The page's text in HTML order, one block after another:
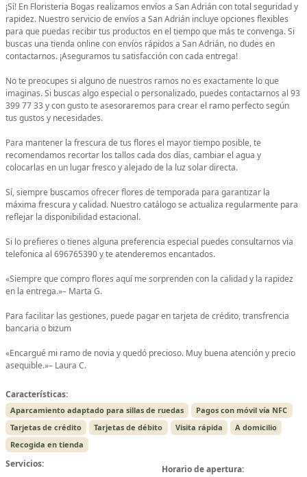
¡Sí! En Floristeria Bogas realizamos envíos a San Adrián con total seguridad y
rapidez. Nuestro servicio de envíos a San Adrián incluye opciones flexibles
para que puedas recibir tus productos en el tiempo que más te convenga. Si
buscas una tienda online con envíos rápidos a San Adrián, no dudes en
contactarnos. ¡Aseguramos tu satisfacción con cada entrega!
No te preocupes si alguno de nuestros ramos no es exactamente lo que
imaginas. Si buscas algo especial o personalizado, puedes contactarnos al 93
399 77 33 y con gusto te asesoraremos para crear el ramo perfecto según
tus gustos y necesidades.
Para mantener la frescura de tus flores el mayor tiempo posible, te
recomendamos recortar los tallos cada dos días, cambiar el agua y
colocarlas en un lugar fresco y alejado de la luz solar directa.
Sí, siempre buscamos ofrecer flores de temporada para garantizar la
máxima frescura y calidad. Nuestro catálogo se actualiza regularmente para
reflejar la disponibilidad estacional.
Si lo prefieres o tienes alguna preferencia especial puedes consultarnos via
telefonica al 696765390 y te atenderemos encantados.
«Siempre que compro flores aquí me sorprenden con la calidad y la rapidez
en la entrega.»– Marta G.
Para facilitar las gestiones, puede pagar en tarjeta de crédito, transfrencia
bancaria o bizum
«Encargué mi ramo de novia y quedó precioso. Muy buena atención y precio
asequible.»– Laura C.
Características:
Aparcamiento adaptado para sillas de ruedas
Pagos con móvil vía NFC
Tarjetas de crédito
Tarjetas de débito Visita rápida
A domicilio
Recogida en tienda
Servicios:
Horario de apertura: